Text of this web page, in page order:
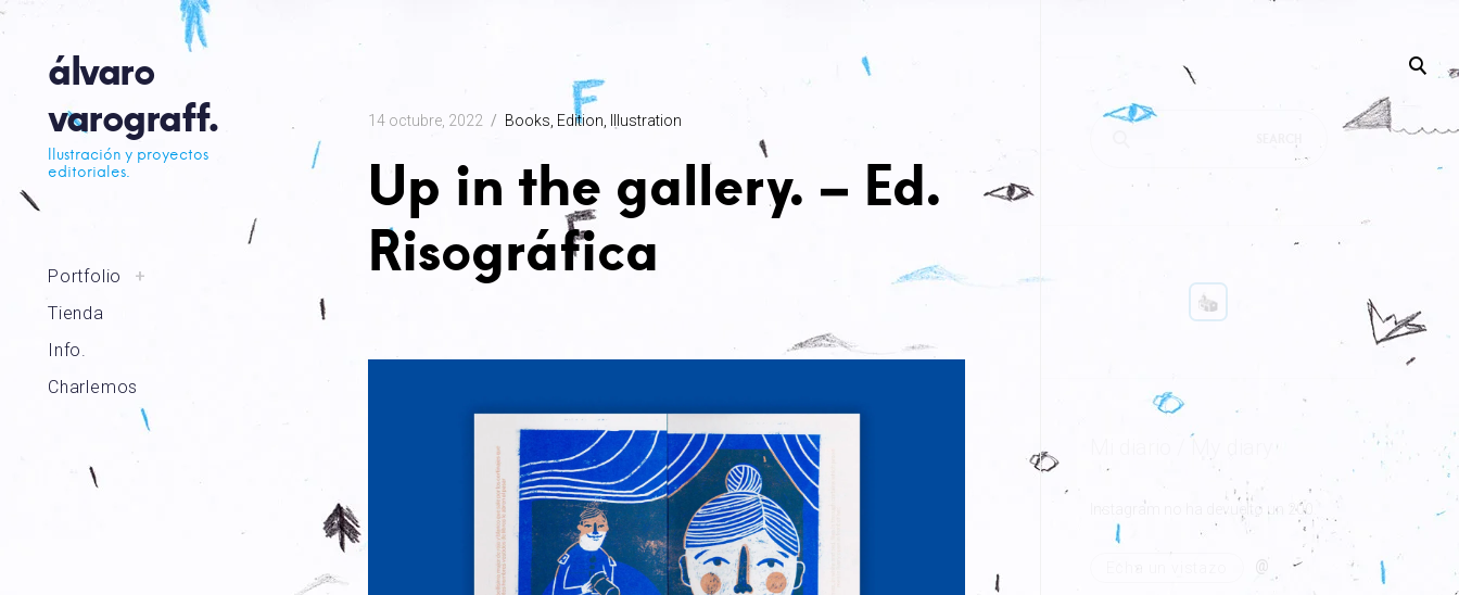
álvaro
varograff.
Ilustración y proyectos
editoriales.
Portfolio
+
Tienda
Info.
Charlemos
14 octubre, 2022 Books Edition Illustration
Up in the gallery. – Ed.
Risográfica
Instagram no ha devuelto un 200.
@